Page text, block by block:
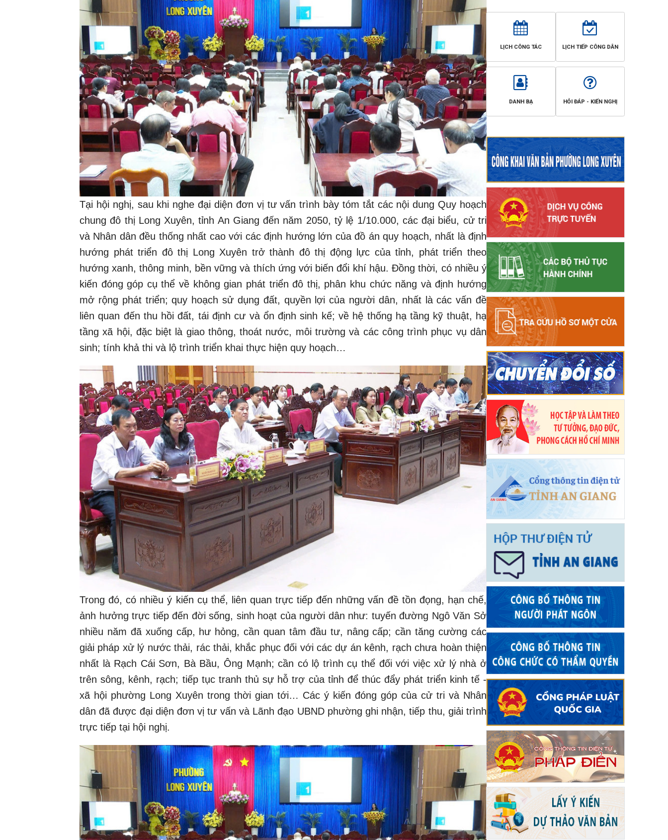
Tại hội nghị, sau khi nghe đại diện đơn vị tư vấn trình bày tóm tắt các nội dung Quy hoạch
chung đô thị Long Xuyên, tỉnh An Giang đến năm 2050, tỷ lệ 1/10.000, các đại biểu, cử tri
và Nhân dân đều thống nhất cao với các định hướng lớn của đồ án quy hoạch, nhất là định
hướng phát triển đô thị Long Xuyên trở thành đô thị động lực của tỉnh, phát triển theo
hướng xanh, thông minh, bền vững và thích ứng với biến đổi khí hậu. Đồng thời, có nhiều ý
kiến đóng góp cụ thể về không gian phát triển đô thị, phân khu chức năng và định hướng
mở rộng phát triển; quy hoạch sử dụng đất, quyền lợi của người dân, nhất là các vấn đề
liên quan đến thu hồi đất, tái định cư và ổn định sinh kế; về hệ thống hạ tầng kỹ thuật, hạ
tầng xã hội, đặc biệt là giao thông, thoát nước, môi trường và các công trình phục vụ dân
sinh; tính khả thi và lộ trình triển khai thực hiện quy hoạch…
Trong đó, có nhiều ý kiến cụ thể, liên quan trực tiếp đến những vấn đề tồn đọng, hạn chế,
ảnh hưởng trực tiếp đến đời sống, sinh hoạt của người dân như: tuyến đường Ngô Văn Sở
nhiều năm đã xuống cấp, hư hỏng, cần quan tâm đầu tư, nâng cấp; cần tăng cường các
giải pháp xử lý nước thải, rác thải, khắc phục đối với các dự án kênh, rạch chưa hoàn thiện
nhất là Rạch Cái Sơn, Bà Bầu, Ông Mạnh; cần có lộ trình cụ thể đối với việc xử lý nhà ở
trên sông, kênh, rạch; tiếp tục tranh thủ sự hỗ trợ của tỉnh để thúc đẩy phát triển kinh tế -
xã hội phường Long Xuyên trong thời gian tới… Các ý kiến đóng góp của cử tri và Nhân
dân đã được đại diện đơn vị tư vấn và Lãnh đạo UBND phường ghi nhận, tiếp thu, giải trình
trực tiếp tại hội nghị.
LỊCH CÔNG TÁC LỊCH TIẾP CÔNG DÂN
DANH BẠ HỎI ĐÁP - KIẾN NGHỊ